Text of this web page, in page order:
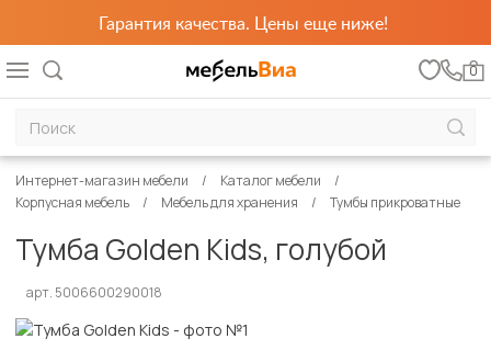
Гарантия качества. Цены еще ниже!
0
Интернет-магазин мебели
Каталог мебели
Корпусная мебель
Мебель для хранения Тумбы прикроватные
Тумба Golden Kids, голубой
арт. 5006600290018